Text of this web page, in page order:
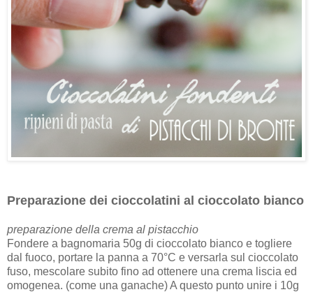
Preparazione dei cioccolatini al cioccolato bianco
preparazione della crema al pistacchio
Fondere a bagnomaria 50g di cioccolato bianco e togliere
dal fuoco, portare la panna a 70°C e versarla sul cioccolato
fuso, mescolare subito fino ad ottenere una crema liscia ed
omogenea. (come una ganache) A questo punto unire i 10g